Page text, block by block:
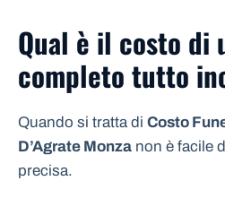
Qual è il costo di
completo tutto
Quando si tratta di Costo
D’Agrate Monza non è facile
precisa.